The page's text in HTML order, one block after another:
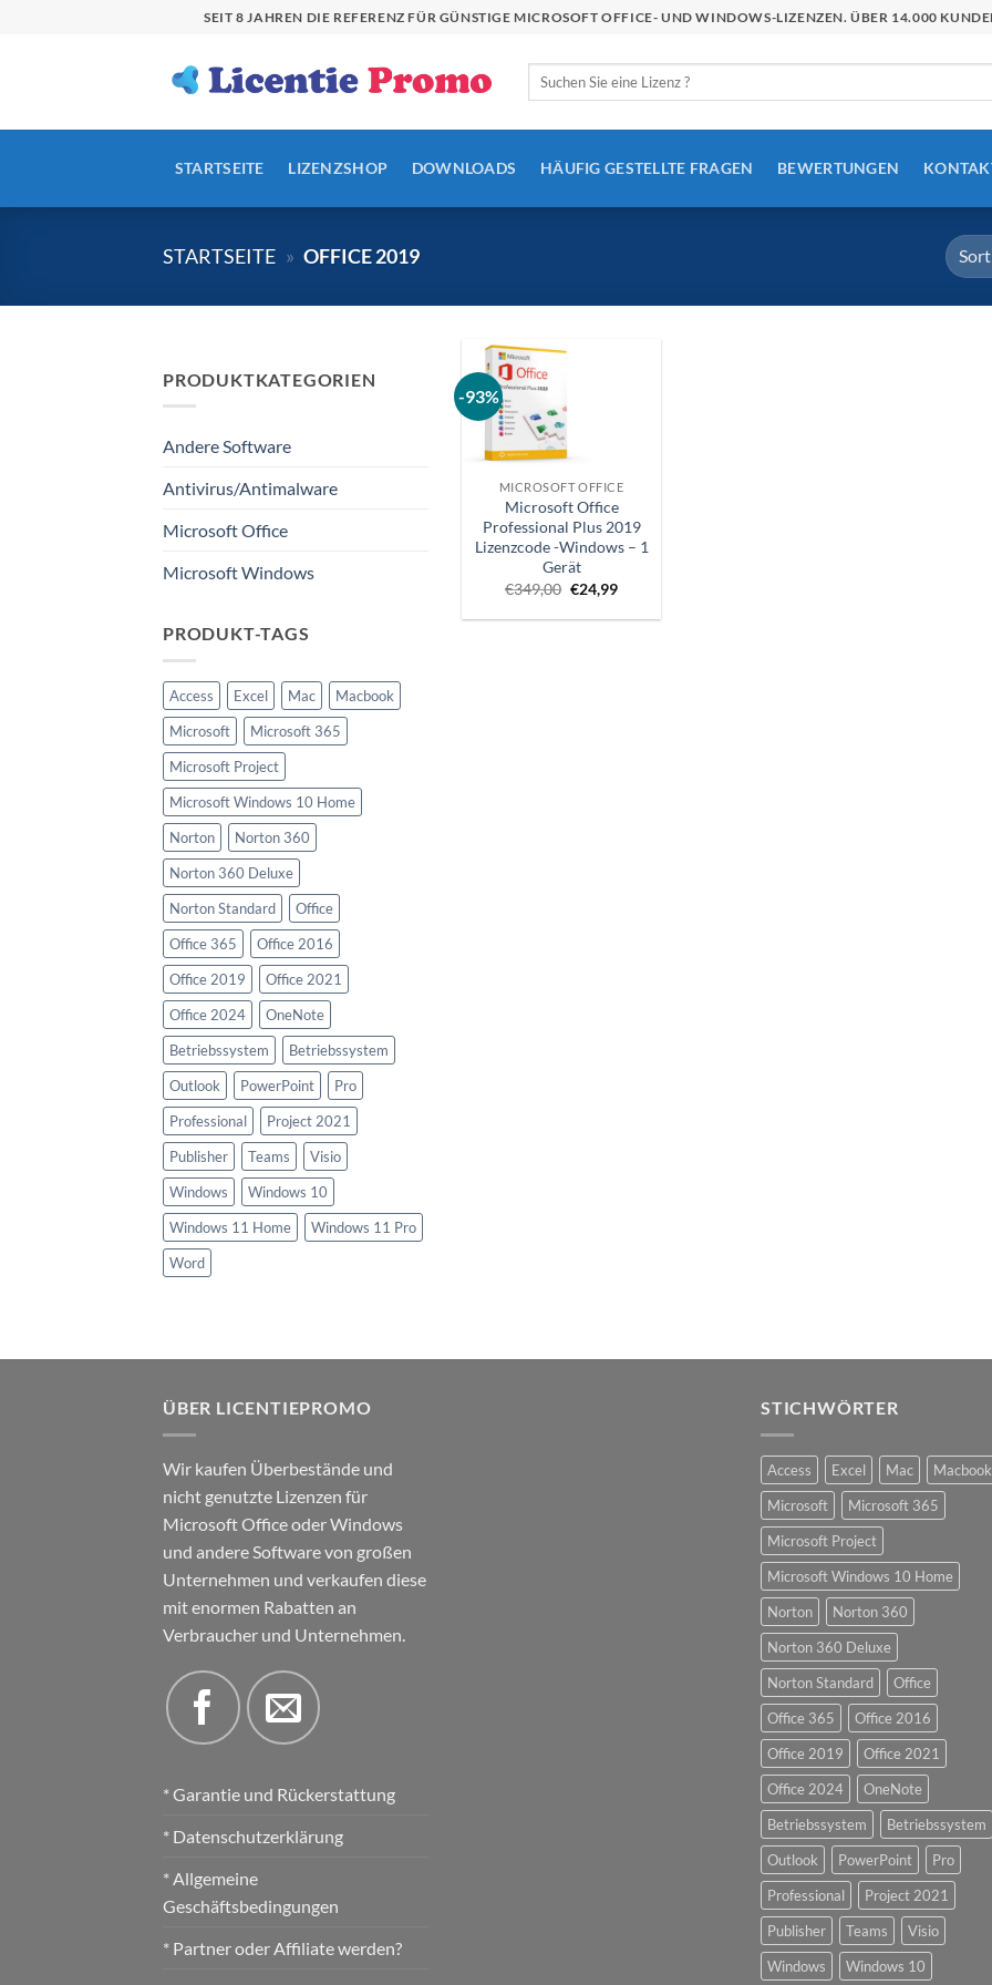
SEIT 8 JAHREN DIE REFERENZ FÜR GÜNSTIGE MICROSOFT OFFICE- UND WINDOWS-LIZENZEN. ÜBER 14.000
Suchen
STARTSEITE LIZENZSHOP DOWNLOADS HÄUFIG GESTELLTE FRAGEN BEWERTUNGEN
STARTSEITE » OFFICE 2019
PRODUKTKATEGORIEN
Andere Software
Antivirus/Antimalware
Microsoft Office
Microsoft Windows
PRODUKT-TAGS
Access Excel Mac
Macbook
Microsoft
Microsoft 365
Microsoft Project
Microsoft Windows 10 Home
Norton
Norton 360
Norton 360 Deluxe
Norton Standard
Office
Office 365
Office 2016
Office 2019
Office 2021
Office 2024
OneNote
Betriebssystem
Betriebssystem
Outlook
PowerPoint
Pro
Professional
Project 2021
Publisher
Teams
Visio
Windows
Windows 10
Windows 11 Home
Windows 11 Pro
Word
-93%
MICROSOFT OFFICE
Microsoft Office
Professional Plus 2019
Lizenzcode -Windows – 1
Gerät
€349,00 Ursprünglicher
Preis
war:
€24,99Aktueller
ist:
ÜBER LICENTIEPROMO
Wir kaufen Überbestände und
nicht genutzte Lizenzen für
Microsoft Office oder Windows
und andere Software von großen
Unternehmen und verkaufen diese
mit enormen Rabatten an
Verbraucher und Unternehmen.
* Garantie und Rückerstattung
* Datenschutzerklärung
* Allgemeine
Geschäftsbedingungen
* Partner oder Affiliate werden?
STICHWÖRTER
Access Excel Mac
Macbook
Microsoft
Microsoft 365
Microsoft Project
Microsoft Windows 10 Home
Norton
Norton 360
Norton 360 Deluxe
Norton Standard
Office
Office 365
Office 2016
Office 2019
Office 2021
Office 2024
OneNote
Betriebssystem
Betriebssystem
Outlook
PowerPoint
Pro
Professional
Project 2021
Publisher
Teams
Visio
Windows
Windows 10